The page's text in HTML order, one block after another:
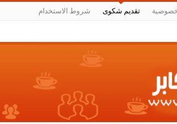
تقديم شكوى شروط الاستخدام